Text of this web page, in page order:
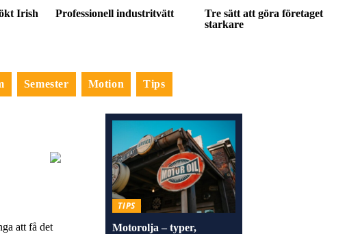
Irish
Professionell industritvätt
Tre sätt att göra företaget
starkare
Semester Motion Tips
att få det
TIPS
Motorolja – typer,